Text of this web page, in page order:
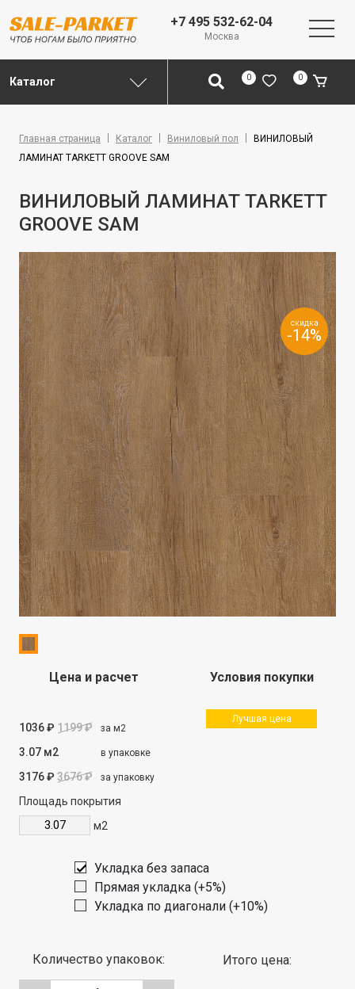
+7 495 532-62-04
Москва
Каталог 0 0
Главная страница Каталог Виниловый пол
ВИНИЛОВЫЙ
ЛАМИНАТ TARKETT GROOVE SAM
ВИНИЛОВЫЙ ЛАМИНАТ TARKETT
GROOVE SAM
скидка
-14%
Цена и расчет
1036 ₽ 1199 ₽ за м2
3.07 м2 в упаковке
3176 ₽ 3676 ₽ за упаковку
Площадь покрытия
м2
Условия покупки
Лучшая цена
Укладка без запаса
Прямая укладка (+5%)
Укладка по диагонали (+10%)
Количество упаковок: Итого цена: